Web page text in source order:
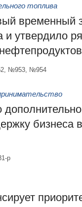
топлива
временный
и утвердило
№953, №954
бизнеса
р